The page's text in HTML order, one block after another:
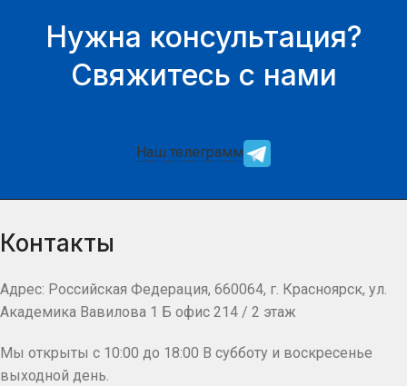
Нужна консультация?
Свяжитесь с нами
Наш телеграмм
Контакты
Адрес: Российская Федерация, 660064, г. Красноярск, ул.
Академика Вавилова 1 Б офис 214 / 2 этаж
Мы открыты с 10:00 до 18:00 В субботу и воскресенье
выходной день.